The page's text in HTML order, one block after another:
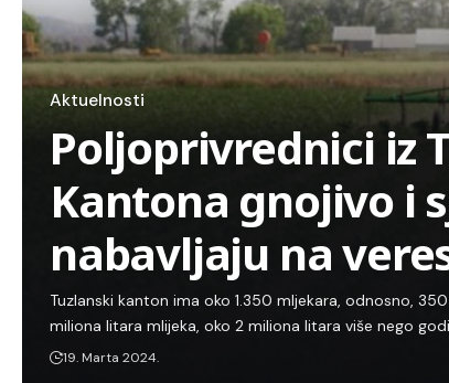
Aktuelnosti
Poljoprivrednici iz
Kantona gnojivo i
nabavljaju na
Tuzlanski kanton ima oko 1.350 mljekara, odnosno,
miliona litara mlijeka, oko 2 miliona litara više nego
19. Marta 2024.